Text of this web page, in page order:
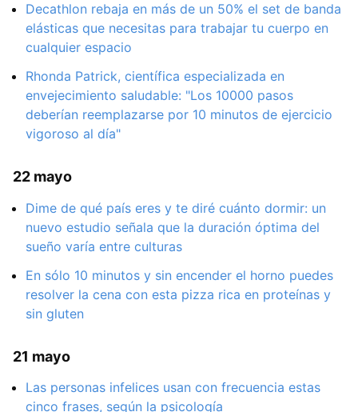
Decathlon rebaja en más de un 50% el set de banda
elásticas que necesitas para trabajar tu cuerpo en
cualquier espacio
Rhonda Patrick, científica especializada en
envejecimiento saludable: "Los 10000 pasos
deberían reemplazarse por 10 minutos de ejercicio
vigoroso al día"
22 mayo
Dime de qué país eres y te diré cuánto dormir: un
nuevo estudio señala que la duración óptima del
sueño varía entre culturas
En sólo 10 minutos y sin encender el horno puedes
resolver la cena con esta pizza rica en proteínas y
sin gluten
21 mayo
Las personas infelices usan con frecuencia estas
cinco frases, según la psicología